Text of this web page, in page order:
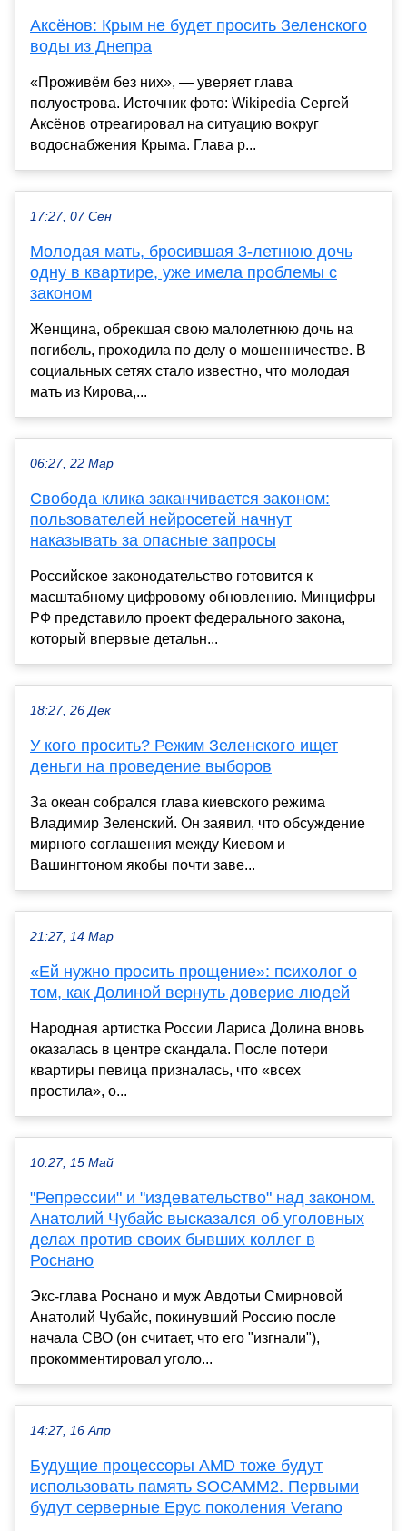
Аксёнов: Крым не будет просить Зеленского
воды из Днепра
«Проживём без них», — уверяет глава
полуострова. Источник фото: Wikipedia Сергей
Аксёнов отреагировал на ситуацию вокруг
водоснабжения Крыма. Глава р...
17:27, 07 Сен
Молодая мать, бросившая 3-летнюю дочь
одну в квартире, уже имела проблемы с
законом
Женщина, обрекшая свою малолетнюю дочь на
погибель, проходила по делу о мошенничестве. В
социальных сетях стало известно, что молодая
мать из Кирова,...
06:27, 22 Мар
Свобода клика заканчивается законом:
пользователей нейросетей начнут
наказывать за опасные запросы
Российское законодательство готовится к
масштабному цифровому обновлению. Минцифры
РФ представило проект федерального закона,
который впервые детальн...
18:27, 26 Дек
У кого просить? Режим Зеленского ищет
деньги на проведение выборов
За океан собрался глава киевского режима
Владимир Зеленский. Он заявил, что обсуждение
мирного соглашения между Киевом и
Вашингтоном якобы почти заве...
21:27, 14 Мар
«Ей нужно просить прощение»: психолог о
том, как Долиной вернуть доверие людей
Народная артистка России Лариса Долина вновь
оказалась в центре скандала. После потери
квартиры певица призналась, что «всех
простила», о...
10:27, 15 Май
"Репрессии" и "издевательство" над законом.
Анатолий Чубайс высказался об уголовных
делах против своих бывших коллег в
Роснано
Экс-глава Роснано и муж Авдотьи Смирновой
Анатолий Чубайс, покинувший Россию после
начала СВО (он считает, что его "изгнали"),
прокомментировал уголо...
14:27, 16 Апр
Будущие процессоры AMD тоже будут
использовать память SOCAMM2. Первыми
будут серверные Epyc поколения Verano